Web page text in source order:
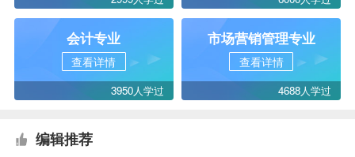
会计专业
查看详情
3950人学过
市场营销管理专业
查看详情
4688人学过
编辑推荐